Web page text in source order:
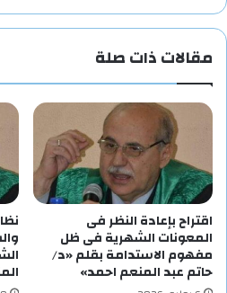
مقالات ذات صلة
اقتراح بإعادة النظر فى
المعونات الشهرية فى ظل
مفهوم الاستدامة بقلم «د/
حاتم عبد المنعم احمد»